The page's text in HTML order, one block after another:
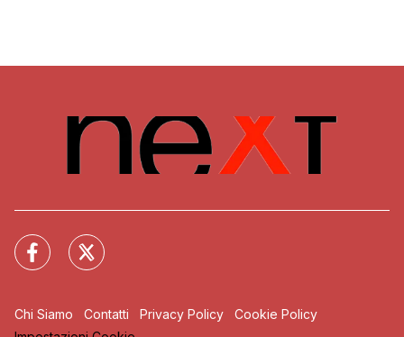
Chi Siamo Contatti Privacy Policy
Cookie Policy